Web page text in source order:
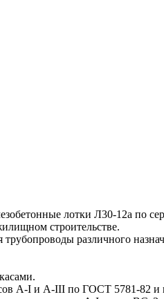
лотки Л30-12а по
строительстве.
различного
А-I и А-III по ГОСТ 5781-82